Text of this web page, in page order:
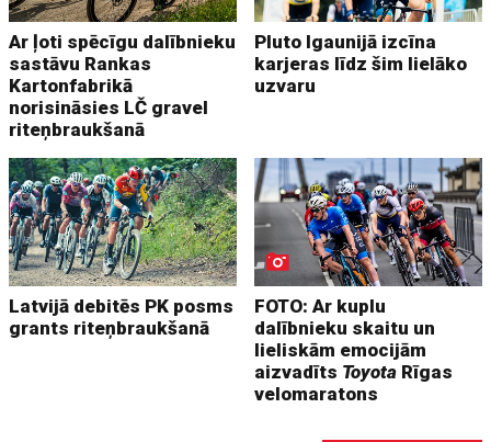
Ar ļoti spēcīgu dalībnieku
sastāvu Rankas
Kartonfabrikā
norisināsies LČ gravel
riteņbraukšanā
Pluto Igaunijā izcīna
karjeras līdz šim lielāko
uzvaru
Latvijā debitēs PK posms
grants riteņbraukšanā
FOTO: Ar kuplu
dalībnieku skaitu un
lieliskām emocijām
aizvadīts Toyota Rīgas
velomaratons